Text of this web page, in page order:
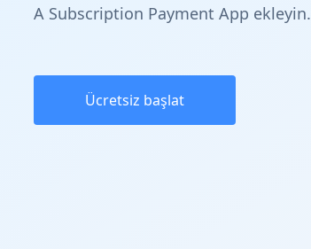
A Subscription Payment App ekleyin.
Ücretsiz başlat